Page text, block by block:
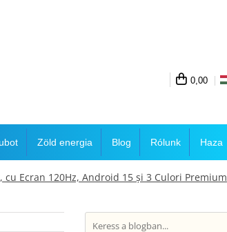
0,00
Zöld energia Blog Rólunk Haza
Ecran 120Hz, Android 15 și 3 Culori Premium